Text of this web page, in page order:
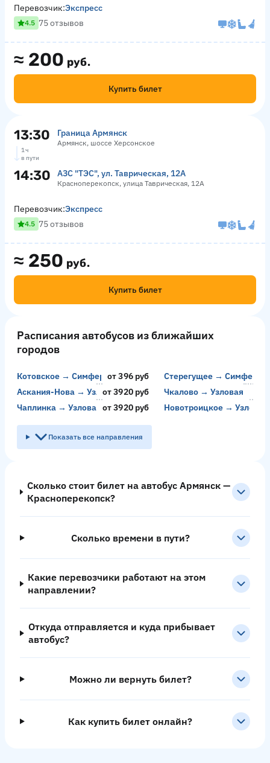
≈ 200 руб.
Купить билет
Перевозчик:Экспресс
4.5 75 отзывов
13:30 Граница Армянск
Армянск, шоссе Херсонское
1 ч
в пути
14:30 АЗС "ТЭС", ул. Таврическая, 12А
Красноперекопск, улица Таврическая, 12А
≈ 250 руб.
Купить билет
Перевозчик:Экспресс
4.5 75 отзывов
Расписания автобусов из ближайших
городов
Котовское → Симферопольот 396 руб Стерегущее →
Аскания-Нова → Узловаяот 3920 руб Чкалово → Узловая
Чаплинка → Узловая от 3920 руб Новотроицкое → Узловая
Показать все направления
Сколько стоит билет на автобус Армянск —
Красноперекопск?
Сколько времени в пути?
Какие перевозчики работают на этом
направлении?
Откуда отправляется и куда прибывает
автобус?
Можно ли вернуть билет?
Как купить билет онлайн?